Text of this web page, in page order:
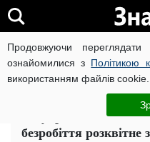
Продовжуючи
ознайомилися з Політикою
використанням файлів cookie.
ВІЙНА РОСІЇ ПРОТИ
На українців чекає
безробіття